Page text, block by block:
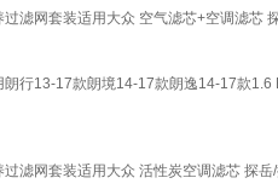
滤网套装适用大众 空气滤芯+空调滤芯
行13-17款朗境14-17款朗逸14-17款1.6
滤网套装适用大众 活性炭空调滤芯 探